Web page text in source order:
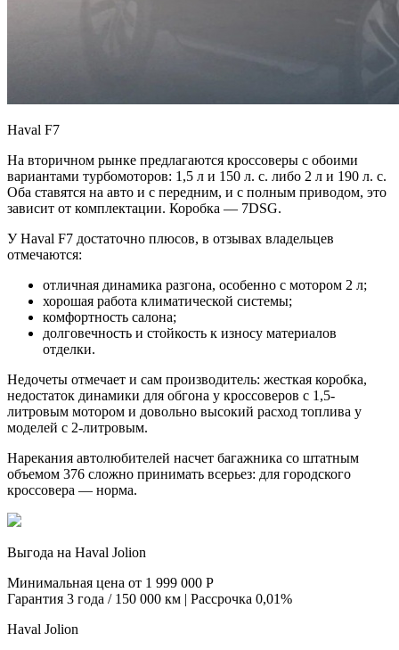
Haval F7
На вторичном рынке предлагаются кроссоверы с обоими
вариантами турбомоторов: 1,5 л и 150 л. с. либо 2 л и 190 л. с.
Оба ставятся на авто и с передним, и с полным приводом, это
зависит от комплектации. Коробка — 7DSG.
У Haval F7 достаточно плюсов, в отзывах владельцев
отмечаются:
отличная динамика разгона, особенно с мотором 2 л;
хорошая работа климатической системы;
комфортность салона;
долговечность и стойкость к износу материалов
отделки.
Недочеты отмечает и сам производитель: жесткая коробка,
недостаток динамики для обгона у кроссоверов с 1,5-
литровым мотором и довольно высокий расход топлива у
моделей с 2-литровым.
Нарекания автолюбителей насчет багажника со штатным
объемом 376 сложно принимать всерьез: для городского
кроссовера — норма.
Выгода на Haval Jolion
Минимальная цена от 1 999 000 Р
Гарантия 3 года / 150 000 км | Рассрочка 0,01%
Haval Jolion